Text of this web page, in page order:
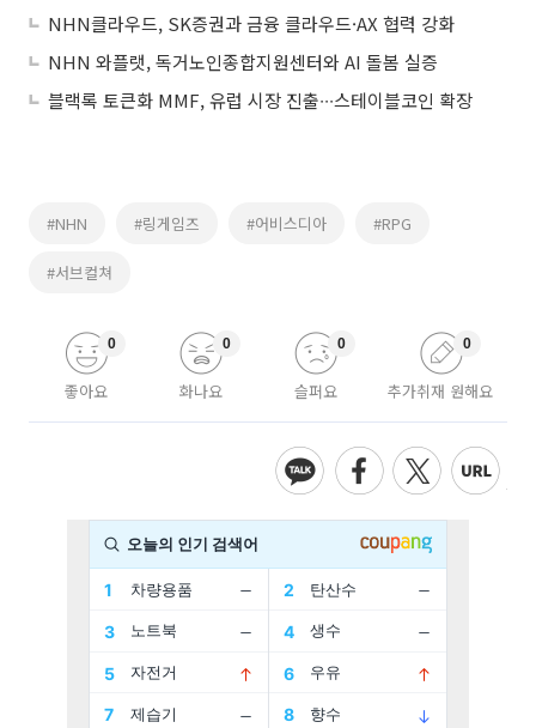
NHN클라우드, SK증권과 금융 클라우드·AX 협력 강화
NHN 와플랫, 독거노인종합지원센터와 AI 돌봄 실증
블랙록 토큰화 MMF, 유럽 시장 진출∙∙∙스테이블코인 확장
#NHN #링게임즈 #어비스디아 #RPG
#서브컬쳐
좋아요
0
화나요
0
슬퍼요
0
추가취재 원해요
0